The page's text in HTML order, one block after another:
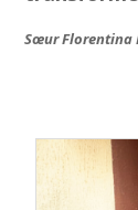
Sœur Florentina